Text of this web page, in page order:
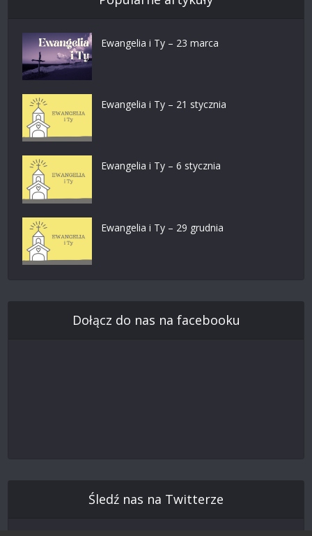
Ewangelia i Ty – 23 marca
Ewangelia i Ty – 21 stycznia
Ewangelia i Ty – 6 stycznia
Ewangelia i Ty – 29 grudnia
Dołącz do nas na facebooku
Śledź nas na Twitterze